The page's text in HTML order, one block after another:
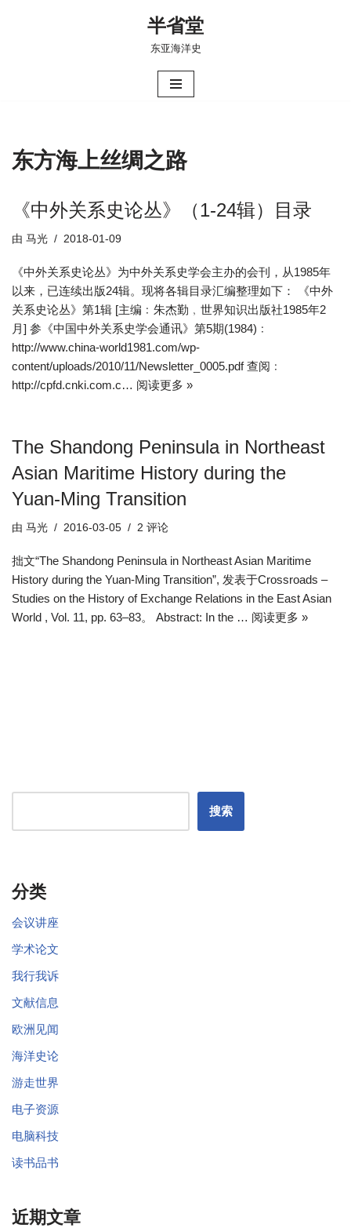
半省堂
东亚海洋史
东方海上丝绸之路
《中外关系史论丛》（1-24辑）目录
由 马光 2018-01-09
《中外关系史论丛》为中外关系史学会主办的会刊，从1985年
以来，已连续出版24辑。现将各辑目录汇编整理如下： 《中外
关系史论丛》第1辑 [主编﹕朱杰勤﹐世界知识出版社1985年2
月] 参《中国中外关系史学会通讯》第5期(1984)﹕
http://www.china-world1981.com/wp-
content/uploads/2010/11/Newsletter_0005.pdf 查阅﹕
http://cpfd.cnki.com.c… 阅读更多 »
The Shandong Peninsula in Northeast
Asian Maritime History during the
Yuan-Ming Transition
由 马光 2016-03-05 2 评论
拙文“The Shandong Peninsula in Northeast Asian Maritime
History during the Yuan-Ming Transition”, 发表于Crossroads –
Studies on the History of Exchange Relations in the East Asian
World , Vol. 11, pp. 63–83。 Abstract: In the … 阅读更多 »
搜索
分类
会议讲座
学术论文
我行我诉
文献信息
欧洲见闻
海洋史论
游走世界
电子资源
电脑科技
读书品书
近期文章